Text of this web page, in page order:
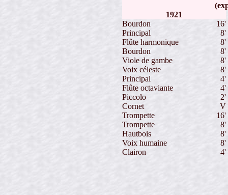
1921
Bourdon
16'
Principal
8'
Flûte harmonique
8'
Bourdon
8'
Viole de gambe
8'
Voix céleste
8'
Principal
4'
Flûte octaviante
4'
Piccolo
2'
Cornet
V
Trompette
16'
Trompette
8'
Hautbois
8'
Voix humaine
8'
Clairon
4'